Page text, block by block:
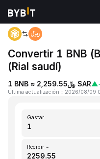
Inicio BNB to SAR
Convertir 1 BNB
(Rial saudí)
1 BNB ≈ ﷼2,259.55 SAR▲
Última actualización ： 2026/08/09
Gastar
Recibir ~